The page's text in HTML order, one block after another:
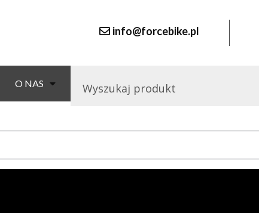
info@forcebike.pl
O NAS
FORCE